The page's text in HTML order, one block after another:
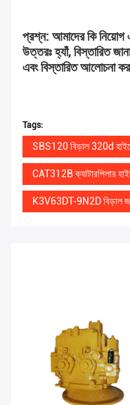
প্রশ্ন: আমাদের কি নিয়োগ
উত্তরঃ হ্যাঁ, বিস্তারিত
এবং বিস্তারিত আলোচনা
Tags:
SBS120 বিড়াল 320d
CAT312B ক্যাটারপিলার
K3V63DT-9N2D বিড়াল